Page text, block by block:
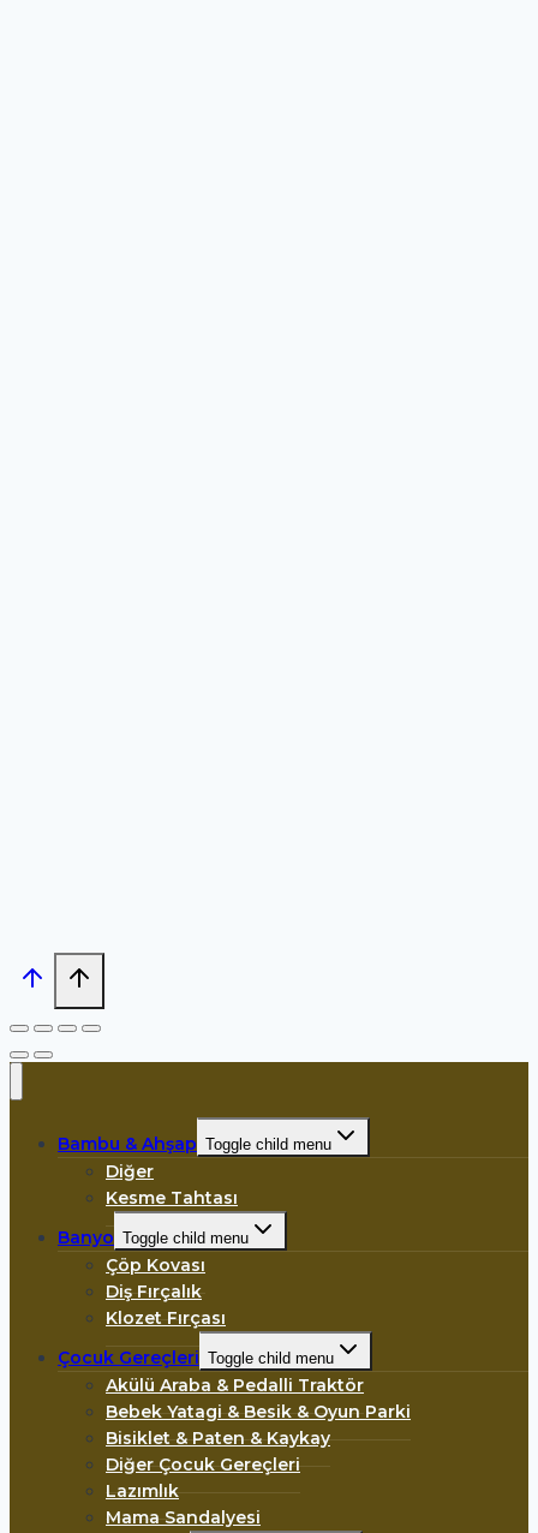
Bambu & Ahşap Toggle child menu
Diğer
Kesme Tahtası
Banyo Toggle child menu
Çöp Kovası
Diş Fırçalık
Klozet Fırçası
Çocuk Gereçleri Toggle child menu
Akülü Araba & Pedalli Traktör
Bebek Yatagi & Besik & Oyun Parki
Bisiklet & Paten & Kaykay
Diğer Çocuk Gereçleri
Lazımlık
Mama Sandalyesi